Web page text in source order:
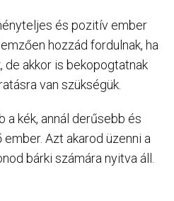
és pozitív ember
hozzád fordulnak, ha
de akkor is bekopogtatnak
van szükségük.
kék, annál derűsebb és
Azt akarod üzenni a
bárki számára nyitva áll.